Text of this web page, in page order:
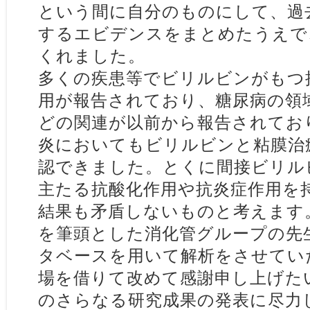
という間に自分のものにして、
するエビデンスをまとめたうえ
くれました。
多くの疾患等でビリルビンがも
用が報告されており、糖尿病の領
どの関連が以前から報告されて
炎においてもビリルビンと粘膜
認できました。とくに間接ビリ
主たる抗酸化作用や抗炎症作用を
結果も矛盾しないものと考えます
を筆頭とした消化管グループの
タベースを用いて解析をさせて
場を借りて改めて感謝申し上げ
のさらなる研究成果の発表に尽